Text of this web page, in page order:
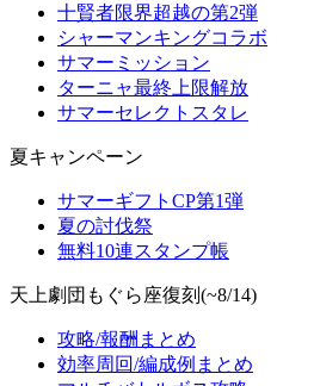
十賢者限界超越の第2弾
シャーマンキングコラボ
サマーミッション
ターニャ最終上限解放
サマーセレクトスタレ
夏キャンペーン
サマーギフトCP第1弾
夏の討伐祭
無料10連スタンプ帳
天上劇団もぐら座復刻(~8/14)
攻略/報酬まとめ
効率周回/編成例まとめ